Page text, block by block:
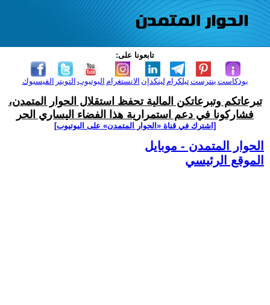
تابعونا على:
الفيسبوك التويتر اليوتيوب الانستغرام لينكدإن تيلكرامبنترست بودكاست
تبرعاتكم وتبرعاتكن المالية تحفظ استقلال الحوار المتمدن،
فشاركونا في دعم استمرارية هذا الفضاء اليساري الحر
[اشترك في قناة ‫«الحوار المتمدن» على اليوتيوب]
الحوار المتمدن - موبايل
الموقع الرئيسي